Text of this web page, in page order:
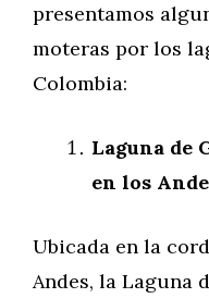
presentamos
moteras por los
Colombia:
Laguna de
en los
Ubicada en la
Andes, la Laguna